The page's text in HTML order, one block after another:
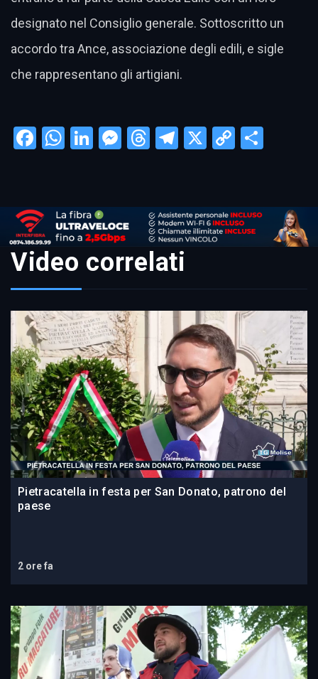
designato nel Consiglio generale. Sottoscritto un
accordo tra Ance, associazione degli edili, e sigle
che rappresentano gli artigiani.
Facebook
WhatsApp
LinkedIn
Messenger
Threads
Telegram
X
Copy
Video correlati
Pietracatella in festa per San Donato, patrono del
paese
2 ore fa